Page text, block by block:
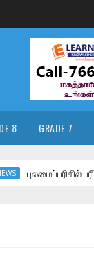
8 GRADE 7